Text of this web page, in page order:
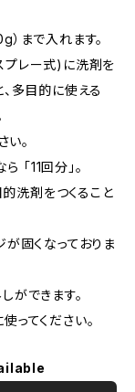
まで入れます。
プレー式)に洗剤を
多目的に使える
い。
「11回分」。
的洗剤をつくること
固くなっておりま
ができます。
てください。